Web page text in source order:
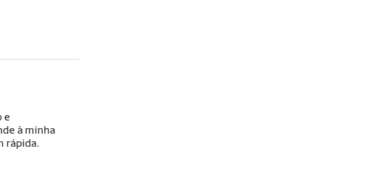
e
à minha
rápida.